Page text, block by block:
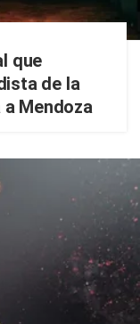
que
de la
Mendoza